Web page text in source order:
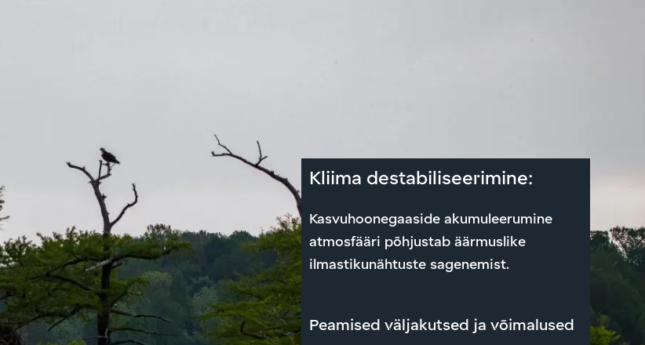
Kliima destabiliseerimine:
Kasvuhoonegaaside akumuleerumine
atmosfääri põhjustab äärmuslike
ilmastikunähtuste sagenemist.
Peamised väljakutsed ja võimalused